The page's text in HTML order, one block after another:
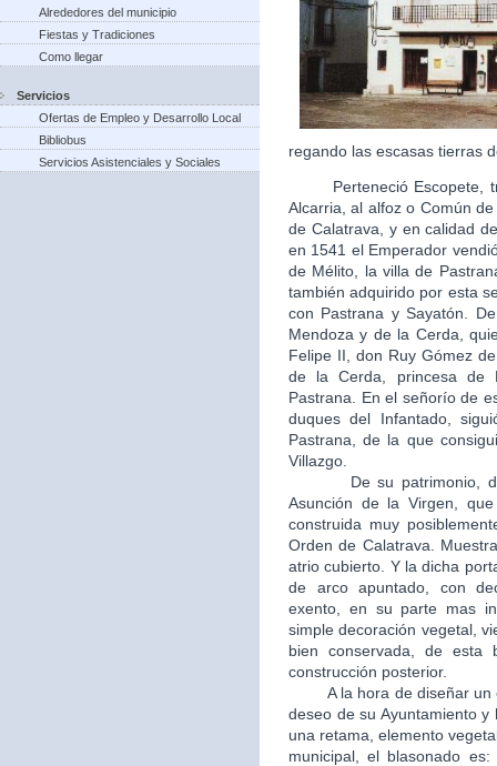
Alrededores del municipio
Fiestas y Tradiciones
Como llegar
Servicios
Ofertas de Empleo y Desarrollo Local
Bibliobus
Servicios Asistenciales y Sociales
regando las escasas tierras
Perteneció Escopete,
Alcarria, al alfoz o Común
de Calatrava, y en calidad
en 1541 el Emperador
de Mélito, la villa de
también adquirido por esta
con Pastrana y Sayatón.
Mendoza y de la Cerda,
Felipe II, don Ruy Gómez
de la Cerda, princesa de
Pastrana. En el señorío de
duques del Infantado,
Pastrana, de la que
Villazgo.
De su patrimonio,
Asunción de la Virgen,
construida muy
Orden de Calatrava.
atrio cubierto. Y la dicha
de arco apuntado, con
exento, en su parte mas
simple decoración vegetal,
bien conservada, de
construcción posterior.
A la hora de diseñar un
deseo de su Ayuntamiento
una retama, elemento
municipal, el blasonado